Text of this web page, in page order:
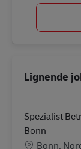
Lignende
Spezialist
Bonn
Lokation
Bonn,